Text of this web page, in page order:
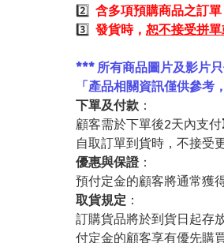
2️⃣ 含多項預購商品之訂單
3️⃣ 發貨時， 恕不接受拼
*** 所有商品圖片及影片
「產品相關資訊僅供參考
下單及付款 ：
顧客需於下單後2天內支付
自取訂單到貨時，不接受
優惠與保證：
預付定金的顧客將通常獲
取貨規定 ：
訂購貨品將於到貨日起存
付定金的顧客享有優先購